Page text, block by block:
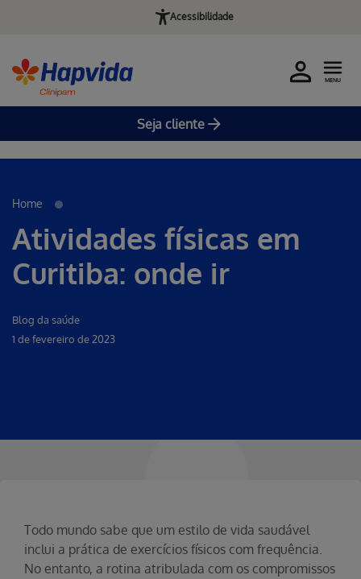
Pular para o Conteúdo principal
Acessibilidade
Seja cliente
MENU
Home
Atividades físicas em
Curitiba: onde ir
Blog da saúde
1 de fevereiro de 2023
Todo mundo sabe que um estilo de vida saudável
inclui a prática de exercícios físicos com frequência.
No entanto, a rotina atribulada com os compromissos